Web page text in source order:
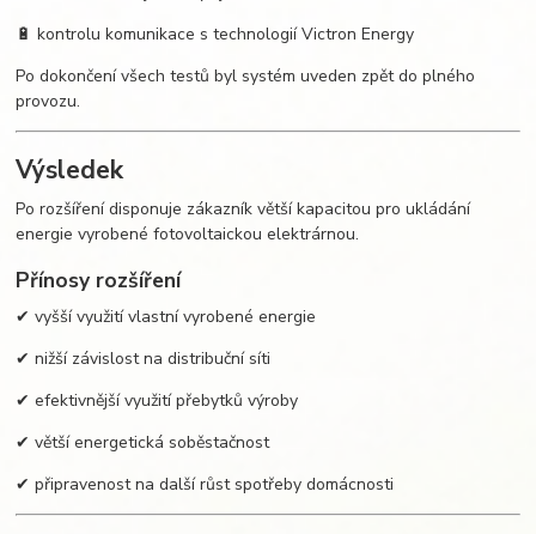
🔋 kontrolu komunikace s technologií Victron Energy
Po dokončení všech testů byl systém uveden zpět do plného
provozu.
Výsledek
Po rozšíření disponuje zákazník větší kapacitou pro ukládání
energie vyrobené fotovoltaickou elektrárnou.
Přínosy rozšíření
✔ vyšší využití vlastní vyrobené energie
✔ nižší závislost na distribuční síti
✔ efektivnější využití přebytků výroby
✔ větší energetická soběstačnost
✔ připravenost na další růst spotřeby domácnosti